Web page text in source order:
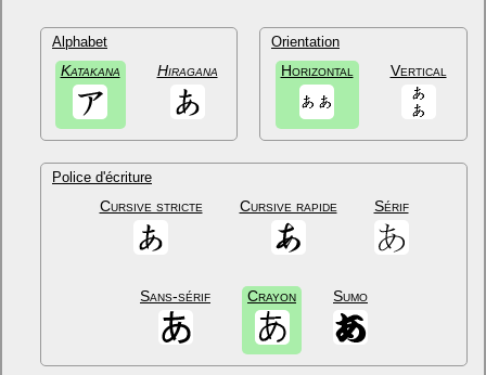
Alphabet
Katakana Hiragana
Orientation
Horizontal Vertical
Police d'écriture
Cursive stricte Cursive rapide Sérif
Sans-sérif Crayon Sumo